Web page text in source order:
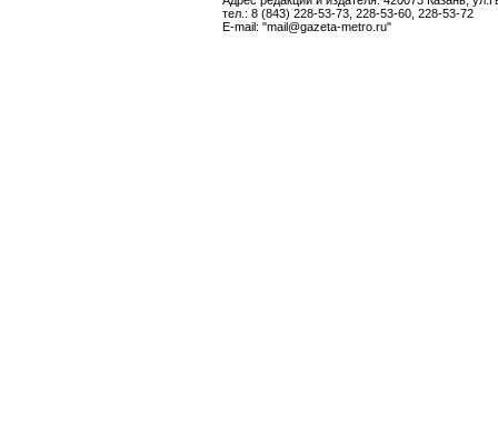
тел.: 8 (843) 228-53-73, 228-53-60, 228-53-72
E-mail: "mail@gazeta-metro.ru"